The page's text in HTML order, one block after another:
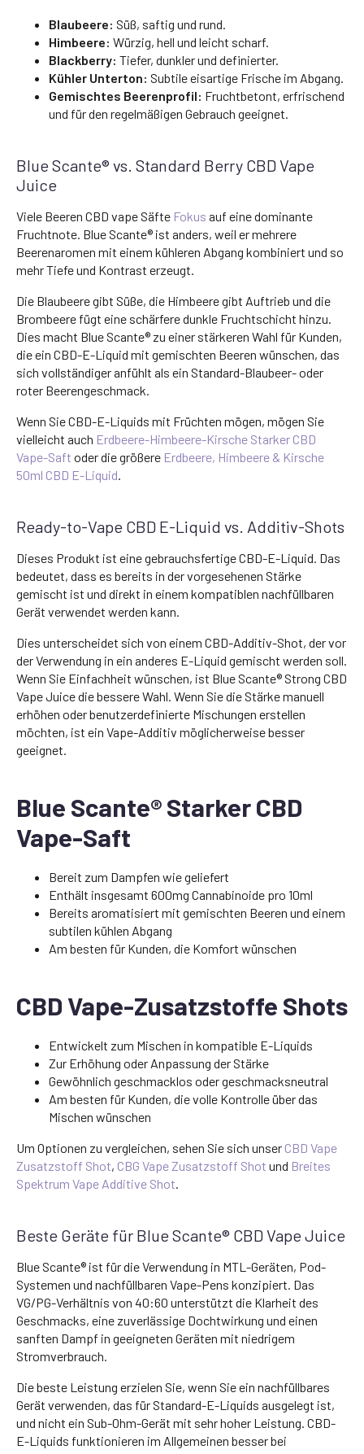
Blaubeere: Süß, saftig und rund.
Himbeere: Würzig, hell und leicht scharf.
Blackberry: Tiefer, dunkler und definierter.
Kühler Unterton: Subtile eisartige Frische im Abgang.
Gemischtes Beerenprofil: Fruchtbetont, erfrischend
und für den regelmäßigen Gebrauch geeignet.
Blue Scante® vs. Standard Berry CBD Vape
Juice
Viele Beeren CBD vape Säfte Fokus auf eine dominante
Fruchtnote. Blue Scante® ist anders, weil er mehrere
Beerenaromen mit einem kühleren Abgang kombiniert und so
mehr Tiefe und Kontrast erzeugt.
Die Blaubeere gibt Süße, die Himbeere gibt Auftrieb und die
Brombeere fügt eine schärfere dunkle Fruchtschicht hinzu.
Dies macht Blue Scante® zu einer stärkeren Wahl für Kunden,
die ein CBD-E-Liquid mit gemischten Beeren wünschen, das
sich vollständiger anfühlt als ein Standard-Blaubeer- oder
roter Beerengeschmack.
Wenn Sie CBD-E-Liquids mit Früchten mögen, mögen Sie
vielleicht auch Erdbeere-Himbeere-Kirsche Starker CBD
Vape-Saft oder die größere Erdbeere, Himbeere & Kirsche
50ml CBD E-Liquid
Ready-to-Vape CBD E-Liquid vs. Additiv-Shots
Dieses Produkt ist eine gebrauchsfertige CBD-E-Liquid. Das
bedeutet, dass es bereits in der vorgesehenen Stärke
gemischt ist und direkt in einem kompatiblen nachfüllbaren
Gerät verwendet werden kann.
Dies unterscheidet sich von einem CBD-Additiv-Shot, der vor
der Verwendung in ein anderes E-Liquid gemischt werden soll.
Wenn Sie Einfachheit wünschen, ist Blue Scante® Strong CBD
Vape Juice die bessere Wahl. Wenn Sie die Stärke manuell
erhöhen oder benutzerdefinierte Mischungen erstellen
möchten, ist ein Vape-Additiv möglicherweise besser
geeignet.
Blue Scante® Starker CBD
Vape-Saft
Bereit zum Dampfen wie geliefert
Enthält insgesamt 600mg Cannabinoide pro 10ml
Bereits aromatisiert mit gemischten Beeren und einem
subtilen kühlen Abgang
Am besten für Kunden, die Komfort wünschen
CBD Vape-Zusatzstoffe Shots
Entwickelt zum Mischen in kompatible E-Liquids
Zur Erhöhung oder Anpassung der Stärke
Gewöhnlich geschmacklos oder geschmacksneutral
Am besten für Kunden, die volle Kontrolle über das
Mischen wünschen
Um Optionen zu vergleichen, sehen Sie sich unser CBD Vape
Zusatzstoff Shot, CBG Vape Zusatzstoff Shot und Breites
Spektrum Vape Additive Shot
Beste Geräte für Blue Scante® CBD Vape Juice
Blue Scante® ist für die Verwendung in MTL-Geräten, Pod-
Systemen und nachfüllbaren Vape-Pens konzipiert. Das
VG/PG-Verhältnis von 40:60 unterstützt die Klarheit des
Geschmacks, eine zuverlässige Dochtwirkung und einen
sanften Dampf in geeigneten Geräten mit niedrigem
Stromverbrauch.
Die beste Leistung erzielen Sie, wenn Sie ein nachfüllbares
Gerät verwenden, das für Standard-E-Liquids ausgelegt ist,
und nicht ein Sub-Ohm-Gerät mit sehr hoher Leistung. CBD-
E-Liquids funktionieren im Allgemeinen besser bei